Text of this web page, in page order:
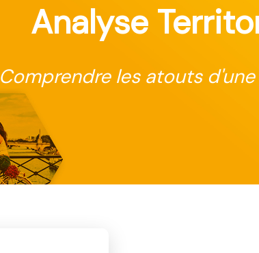
Analyse
Comprendre les atouts